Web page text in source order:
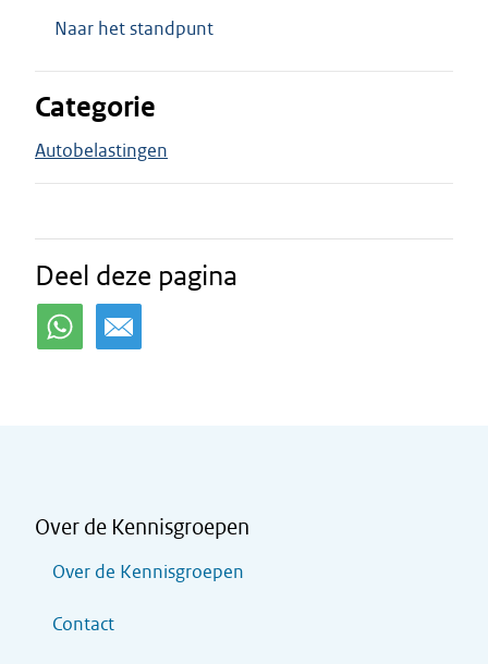
Naar het standpunt
Categorie
Autobelastingen
Deel deze pagina
Over de Kennisgroepen
Over de Kennisgroepen
Contact